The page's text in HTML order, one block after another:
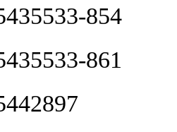
854
861